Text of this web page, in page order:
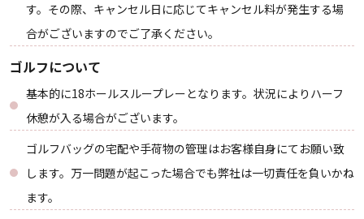
す。その際、キャンセル日に応じてキャンセル料が発生する場
合がございますのでご了承ください。
ゴルフについて
基本的に18ホールスループレーとなります。状況によりハーフ
休憩が入る場合がございます。
ゴルフバッグの宅配や手荷物の管理はお客様自身にてお願い致
します。万一問題が起こった場合でも弊社は一切責任を負いかね
ます。